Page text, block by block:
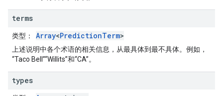
terms
类型 ： Array<PredictionTerm>
上述说明中各个术语的相关信息，从最具体到最不具体。例如，
“Taco Bell”“Willits”和“CA”。
types